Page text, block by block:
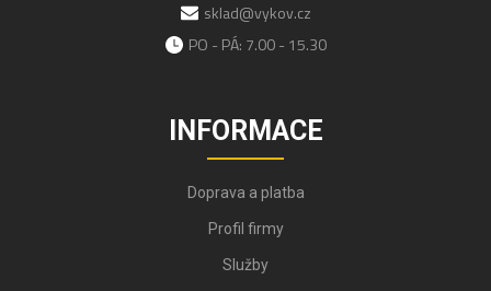
sklad@vykov.cz
PO - PÁ: 7.00 - 15.30
INFORMACE
Doprava a platba
Profil firmy
Služby